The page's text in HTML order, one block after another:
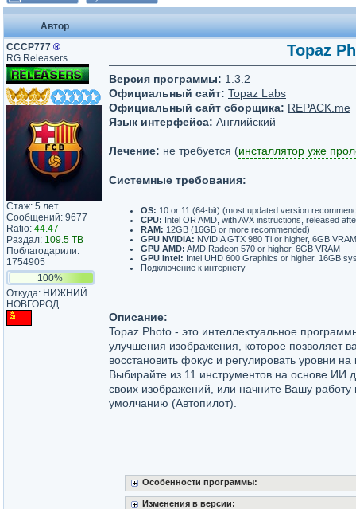
Автор
СССР777 ®
RG Releasers
Стаж: 5 лет
Сообщений: 9677
Ratio: 44.47
Раздал: 109.5 TB
Поблагодарили:
1754905
100%
Откуда: НИЖНИЙ
НОВГОРОД
Topaz
Версия программы: 1.3.2
Официальный сайт: Topaz Labs
Официальный сайт сборщика: REPACK.me
Язык интерфейса: Английский
Лечение: не требуется (инсталлятор уже
Системные требования:
OS: 10 or 11 (64-bit) (most updated version
CPU: Intel OR AMD, with AVX instructions, released
RAM: 12GB (16GB or more recommended)
GPU NVIDIA: NVIDIA GTX 980 Ti or higher, 6GB VRAM
GPU AMD: AMD Radeon 570 or higher, 6GB VRAM
GPU Intel: Intel UHD 600 Graphics or higher, 16GB
Подключение к интернету
Описание:
Topaz Photo - это интеллектуальное
улучшения изображения, которое позволяет
восстановить фокус и регулировать уровни
Выбирайте из 11 инструментов на основе ИИ
своих изображений, или начните Вашу работу
умолчанию (Автопилот).
Особенности программы:
Изменения в версии: